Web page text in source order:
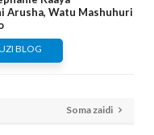
Arusha, Watu Mashuhuri
BLOG
Soma zaidi